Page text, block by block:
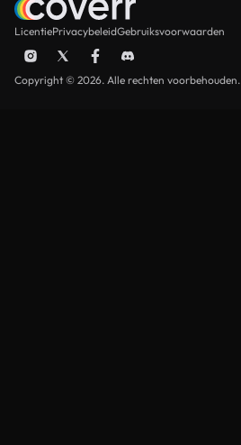
LicentiePrivacybeleidGebruiksvoorwaarden
Copyright © 2026. Alle rechten voorbehouden.